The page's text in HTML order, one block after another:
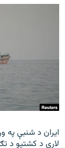
ایران د شنبې په
لارې د کشتیو د